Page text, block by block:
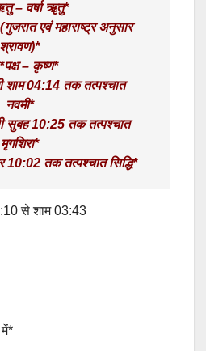
– वर्षा ॠतु*
एवं महाराष्ट्र अनुसार
श्रावण)*
*पक्ष – कृष्ण*
शाम 04:14 तक तत्पश्चात
नवमी*
सुबह 10:25 तक तत्पश्चात
मृगशिरा*
10:02 तक तत्पश्चात सिद्धि*
से शाम 03:43
में*